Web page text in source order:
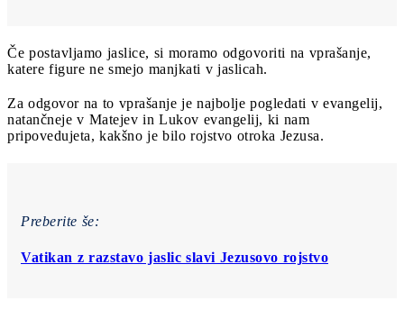
Če postavljamo jaslice, si moramo odgovoriti na vprašanje,
katere figure ne smejo manjkati v jaslicah.
Za odgovor na to vprašanje je najbolje pogledati v evangelij,
natančneje v Matejev in Lukov evangelij, ki nam
pripovedujeta, kakšno je bilo rojstvo otroka Jezusa.
Preberite še:
Vatikan z razstavo jaslic slavi Jezusovo rojstvo